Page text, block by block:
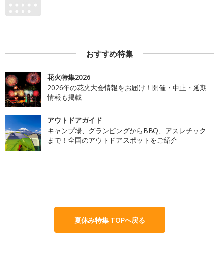
おすすめ特集
花火特集2026
2026年の花火大会情報をお届け！開催・中止・延期
情報も掲載
アウトドアガイド
キャンプ場、グランピングからBBQ、アスレチック
まで！全国のアウトドアスポットをご紹介
夏休み特集 TOPへ戻る